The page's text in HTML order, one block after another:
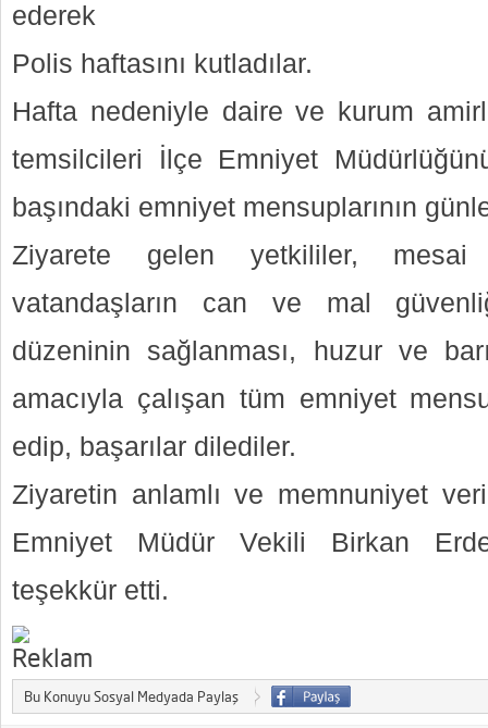
ederek
Polis haftasını kutladılar.
Hafta nedeniyle daire ve kurum
temsilcileri İlçe Emniyet
başındaki emniyet mensuplarının
Ziyarete gelen yetkililer, mesai
vatandaşların can ve mal
düzeninin sağlanması, huzur ve
amacıyla çalışan tüm emniyet
edip, başarılar dilediler.
Ziyaretin anlamlı ve memnuniyet
Emniyet Müdür Vekili Birkan
teşekkür etti.
Bu Konuyu Sosyal Medyada Paylaş